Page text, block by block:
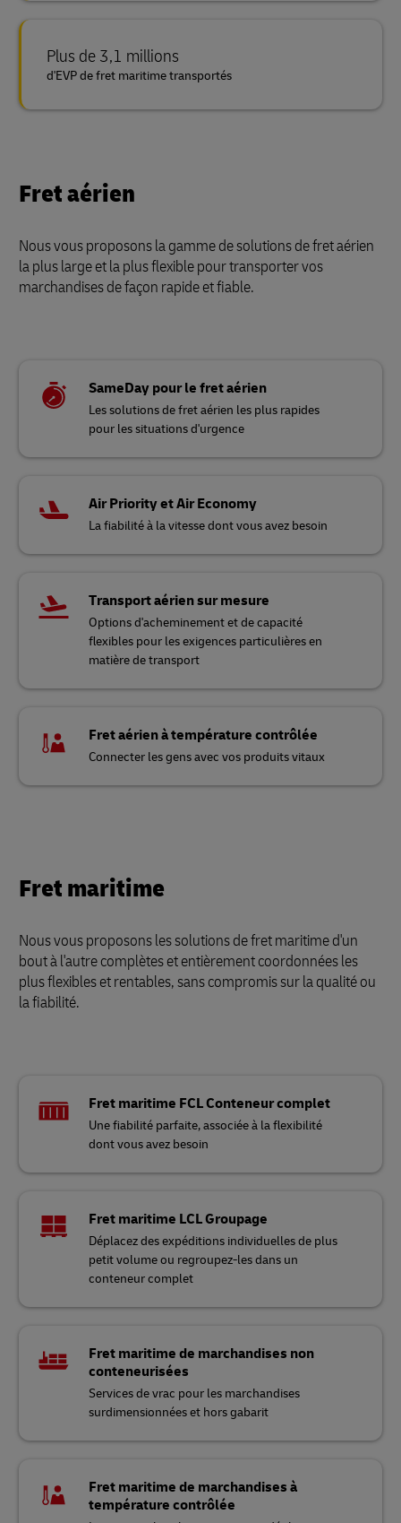
Plus de 3,1 millions
d'EVP de fret maritime transportés
Fret aérien
Nous vous proposons la gamme de solutions de fret aérien
la plus large et la plus flexible pour transporter vos
marchandises de façon rapide et fiable.
SameDay pour le fret aérien
Les solutions de fret aérien les plus rapides
pour les situations d'urgence
Air Priority et Air Economy
La fiabilité à la vitesse dont vous avez besoin
Transport aérien sur mesure
Options d'acheminement et de capacité
flexibles pour les exigences particulières en
matière de transport
Fret aérien à température contrôlée
Connecter les gens avec vos produits vitaux
Fret maritime
Nous vous proposons les solutions de fret maritime d'un
bout à l'autre complètes et entièrement coordonnées les
plus flexibles et rentables, sans compromis sur la qualité ou
la fiabilité.
Fret maritime FCL Conteneur complet
Une fiabilité parfaite, associée à la flexibilité
dont vous avez besoin
Fret maritime LCL Groupage
Déplacez des expéditions individuelles de plus
petit volume ou regroupez-les dans un
conteneur complet
Fret maritime de marchandises non
conteneurisées
Services de vrac pour les marchandises
surdimensionnées et hors gabarit
Fret maritime de marchandises à
température contrôlée